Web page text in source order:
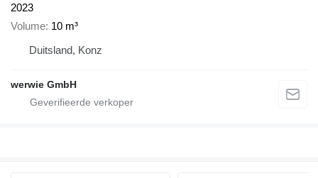
2023
Volume 10 m³
Duitsland, Konz
werwie GmbH